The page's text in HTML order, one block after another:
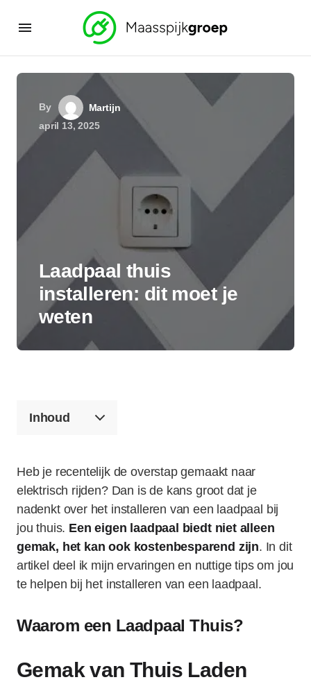
By
Martijn
april 13, 2025
Laadpaal thuis
installeren: dit moet je
weten
Inhoud
Heb je recentelijk de overstap gemaakt naar
elektrisch rijden? Dan is de kans groot dat je
nadenkt over het installeren van een laadpaal bij
jou thuis. Een eigen laadpaal biedt niet alleen
gemak, het kan ook kostenbesparend zijn. In dit
artikel deel ik mijn ervaringen en nuttige tips om jou
te helpen bij het installeren van een laadpaal.
Waarom een Laadpaal Thuis?
Gemak van Thuis Laden